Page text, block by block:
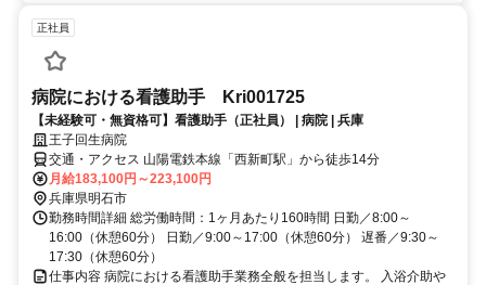
正社員
病院における看護助手 Kri001725
【未経験可・無資格可】看護助手（正社員） | 病院 | 兵庫
王子回生病院
交通・アクセス 山陽電鉄本線「西新町駅」から徒歩14分
月給183,100円～223,100円
兵庫県明石市
勤務時間詳細 総労働時間：1ヶ月あたり160時間 日勤／8:00～
16:00（休憩60分） 日勤／9:00～17:00（休憩60分） 遅番／9:30～
17:30（休憩60分）
仕事内容 病院における看護助手業務全般を担当します。 入浴介助や